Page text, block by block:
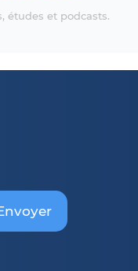
études et podcasts.